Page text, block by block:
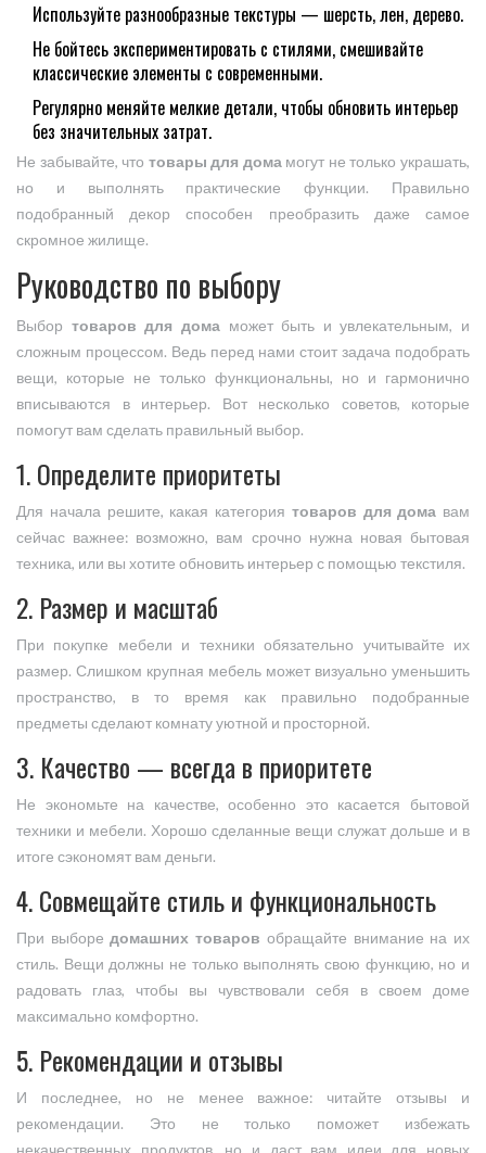
Используйте разнообразные текстуры — шерсть, лен, дерево.
Не бойтесь экспериментировать с стилями, смешивайте
классические элементы с современными.
Регулярно меняйте мелкие детали, чтобы обновить интерьер
без значительных затрат.
Не забывайте, что товары для домамогут не только украшать,
но и выполнять практические функции. Правильно
подобранный декор способен преобразить даже самое
скромное жилище.
Руководство по выбору
Выбор товаров для домаможет быть и увлекательным, и
сложным процессом. Ведь перед нами стоит задача подобрать
вещи, которые не только функциональны, но и гармонично
вписываются в интерьер. Вот несколько советов, которые
помогут вам сделать правильный выбор.
1. Определите приоритеты
Для начала решите, какая категория товаров для дома вам
сейчас важнее: возможно, вам срочно нужна новая бытовая
техника, или вы хотите обновить интерьер с помощью текстиля.
2. Размер и масштаб
При покупке мебели и техники обязательно учитывайте их
размер. Слишком крупная мебель может визуально уменьшить
пространство, в то время как правильно подобранные
предметы сделают комнату уютной и просторной.
3. Качество — всегда в приоритете
Не экономьте на качестве, особенно это касается бытовой
техники и мебели. Хорошо сделанные вещи служат дольше и в
итоге сэкономят вам деньги.
4. Совмещайте стиль и функциональность
При выборедомашних товаров обращайте внимание на их
стиль. Вещи должны не только выполнять свою функцию, но и
радовать глаз, чтобы вы чувствовали себя в своем доме
максимально комфортно.
5. Рекомендации и отзывы
И последнее, но не менее важное: читайте отзывы и
рекомендации. Это не только поможет избежать